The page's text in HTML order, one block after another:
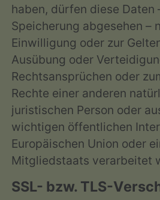
haben, dürfen diese Daten
Speicherung abgesehen –
Einwilligung oder zur
Ausübung oder
Rechtsansprüchen oder
Rechte einer anderen
juristischen Person oder
wichtigen öffentlichen
Europäischen Union oder
Mitgliedstaats verarbeitet
SSL- bzw. TLS-